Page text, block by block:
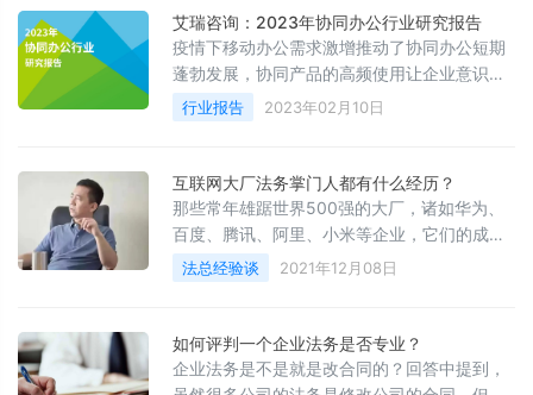
事务的职业。企业法务通常是一个公司的内部
法律顾问，与其他高级管理人员一起为公司提
供法律咨询和支持。他们的工作范围可能包括
合同审查和起草、诉讼管理、知识产权和税务
等方面。由于他们是公司的内部成员，企业法
艾瑞咨询：2023年协同办公行业研究报告
疫情下移动办公需求激增推动了协同办公短期
蓬勃发展，协同产品的高频使用让企业意识到
跨区域协作办公的可能性。在此过程中，厂商
对用户办公需求的理解更加深刻，在产品形
整。本报告聚焦疫情期间企业用户协同需求变
化及协同办公产品的迭代方向，以及疫情后协
同办公厂商的发展路径展开讨论。希望通过报
告让有协同需求的组织有更多机会了解并接纳
协同产品，也为协同办公厂商的经营管理提供
行业报告 2023年02月10日
互联网大厂法务掌门人都有什么经历？
那些常年雄踞世界500强的大厂，诸如华为、
百度、腾讯、阿里、小米等企业，它们的成长
深刻影响着社会的变革，他们的业务广泛影响
着我们的生活。事实上，这些大厂无论是开疆
持，尤其是法务掌门人，他们不仅有着极为过
硬的专业能力，更有着洞若观火的商业视野、
谈吐有致的沟通技巧以及举重若轻的抗压能
法总经验谈 2021年12月08日
如何评判一个企业法务是否专业？
企业法务是不是就是改合同的？回答中提到，